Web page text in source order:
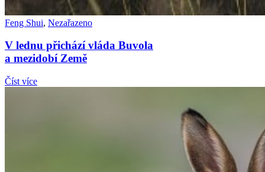
Feng Shui, Nezařazeno
V lednu přichází vláda Buvola
a mezidobí Země
Číst více